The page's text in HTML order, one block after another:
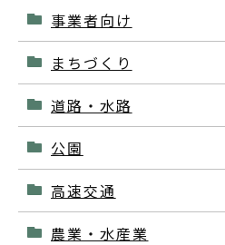
事業者向け
まちづくり
道路・水路
公園
高速交通
農業・水産業